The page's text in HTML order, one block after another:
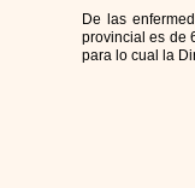
De las
provincial es de
para lo cual la